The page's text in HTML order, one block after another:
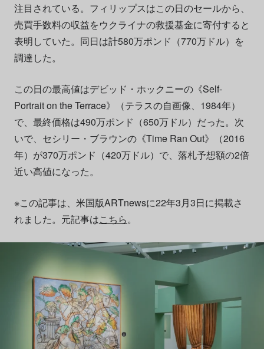
注目されている。フィリップスはこの日のセールから、
売買手数料の収益をウクライナの救援基金に寄付すると
表明していた。同日は計580万ポンド（770万ドル）を
調達した。
この日の最高値はデビッド・ホックニーの《Self-
Portrait on the Terrace》（テラスの自画像、1984年）
で、最終価格は490万ポンド（650万ドル）だった。次
いで、セシリー・ブラウンの《Time Ran Out》（2016
年）が370万ポンド（420万ドル）で、落札予想額の2倍
近い高値になった。
※この記事は、米国版ARTnewsに22年3月3日に掲載さ
れました。元記事はこちら。